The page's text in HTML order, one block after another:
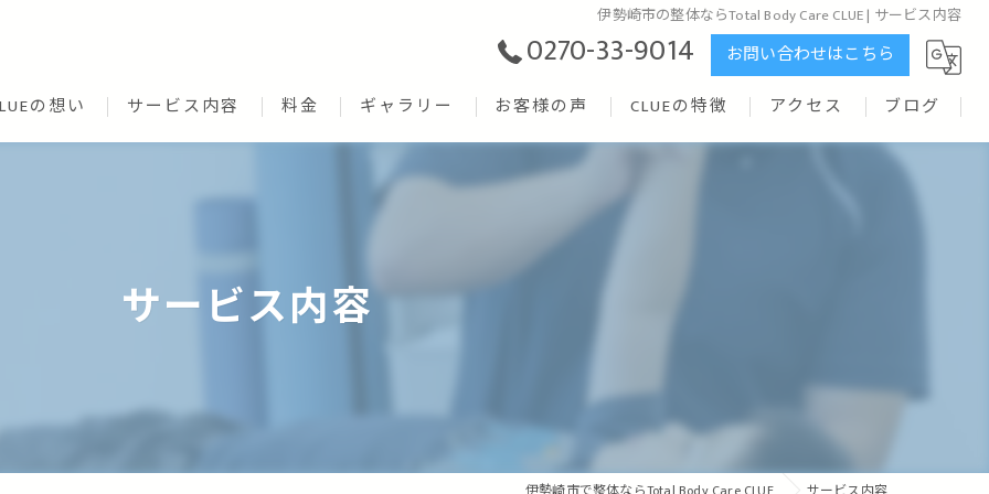
伊勢崎市の整体ならTotal Body Care CLUE | サービス内容
0270-33-9014
お問い合わせはこちら
の想い
サービス内容 料金 ギャラリー お客様の声 CLUEの特徴 アクセス ブログ
サービス内容